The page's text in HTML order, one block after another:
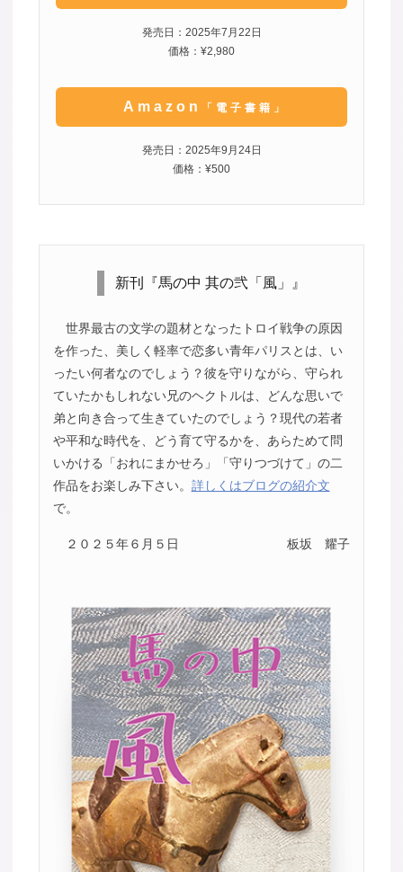
発売日：2025年7月22日
価格：¥2,980
Amazon 「電子書籍」
発売日：2025年9月24日
価格：¥500
新刊『馬の中 其の弐「風」』
世界最古の文学の題材となったトロイ戦争の原因
を作った、美しく軽率で恋多い青年パリスとは、い
ったい何者なのでしょう？彼を守りながら、守られ
ていたかもしれない兄のヘクトルは、どんな思いで
弟と向き合って生きていたのでしょう？現代の若者
や平和な時代を、どう育て守るかを、あらためて問
いかける「おれにまかせろ」「守りつづけて」の二
作品をお楽しみ下さい。 詳しくはブログの紹介文
で。
２０２５年６月５日 板坂 耀子